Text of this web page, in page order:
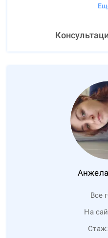
Анжела
Все
На
Стаж: